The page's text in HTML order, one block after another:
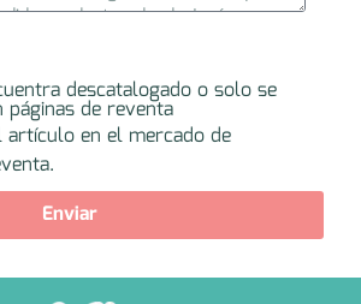
descatalogado o solo se
de reventa
artículo en el mercado de
Enviar